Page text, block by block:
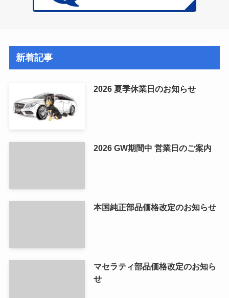
新着記事
2026 夏季休業日のお知らせ
2026 GW期間中 営業日のご案内
本国純正部品価格改定のお知らせ
マセラティ部品価格改定のお知ら
せ